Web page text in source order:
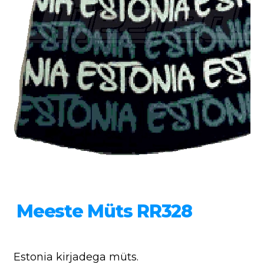
Meeste Müts RR328
Estonia kirjadega müts.